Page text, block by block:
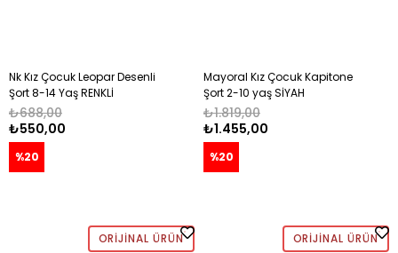
Nk Kız Çocuk Leopar Desenli
Şort 8-14 Yaş RENKLİ
₺550,00
₺688,00
%20
Mayoral Kız Çocuk Kapitone
Şort 2-10 yaş SİYAH
₺1.455,00
₺1.819,00
%20
ORIJINAL ÜRÜN ORIJINAL ÜRÜN